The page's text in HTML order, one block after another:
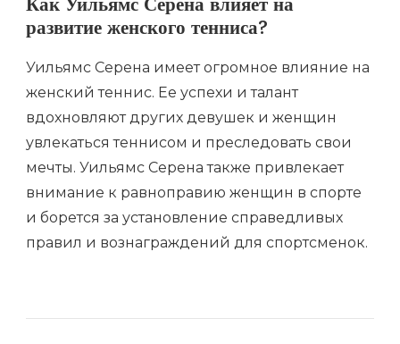
Как Уильямс Серена влияет на
развитие женского тенниса?
Уильямс Серена имеет огромное влияние на
женский теннис. Ее успехи и талант
вдохновляют других девушек и женщин
увлекаться теннисом и преследовать свои
мечты. Уильямс Серена также привлекает
внимание к равноправию женщин в спорте
и борется за установление справедливых
правил и вознаграждений для спортсменок.